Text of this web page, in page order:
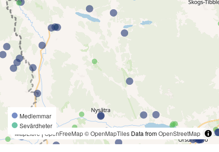
Medlemmar
Sevärdheter
MapLibre | OpenFreeMap© OpenMapTiles Data fromOpenStreetMap